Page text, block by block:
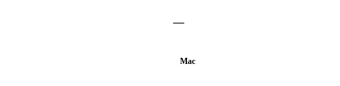
—
Mac